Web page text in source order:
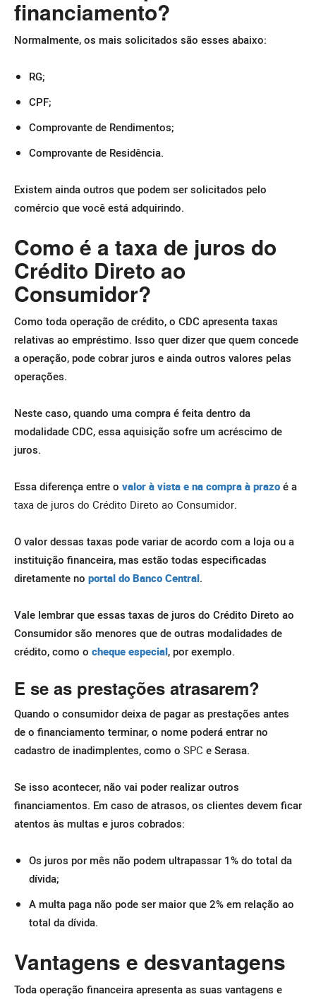
financiamento?
Normalmente, os mais solicitados são esses abaixo:
RG;
CPF;
Comprovante de Rendimentos;
Comprovante de Residência.
Existem ainda outros que podem ser solicitados pelo
comércio que você está adquirindo.
Como é a taxa de juros do
Crédito Direto ao
Consumidor?
Como toda operação de crédito, o CDC apresenta taxas
relativas ao empréstimo. Isso quer dizer que quem concede
a operação, pode cobrar juros e ainda outros valores pelas
operações.
Neste caso, quando uma compra é feita dentro da
modalidade CDC, essa aquisição sofre um acréscimo de
juros.
Essa diferença entre o valor à vista e na compra à prazo é a
taxa de juros do Crédito Direto ao Consumidor.
O valor dessas taxas pode variar de acordo com a loja ou a
instituição financeira, mas estão todas especificadas
diretamente no portal do Banco Central.
Vale lembrar que essas taxas de juros do Crédito Direto ao
Consumidor são menores que de outras modalidades de
crédito, como o cheque especial, por exemplo.
E se as prestações atrasarem?
Quando o consumidor deixa de pagar as prestações antes
de o financiamento terminar, o nome poderá entrar no
cadastro de inadimplentes, como o SPC e Serasa.
Se isso acontecer, não vai poder realizar outros
financiamentos. Em caso de atrasos, os clientes devem ficar
atentos às multas e juros cobrados:
Os juros por mês não podem ultrapassar 1% do total da
dívida;
A multa paga não pode ser maior que 2% em relação ao
total da dívida.
Vantagens e desvantagens
Toda operação financeira apresenta as suas vantagens e